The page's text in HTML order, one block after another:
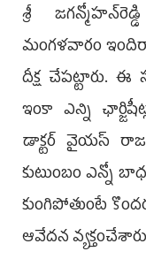
శ్రీ
మంగళవారం
దీక్ష చేపట్టారు.
ఇంకా ఎన్ని
డాక్టర్ వై‌యస్
కుటుంబం ఎన్నో
కుంగిపోతుంటే
ఆవేదన